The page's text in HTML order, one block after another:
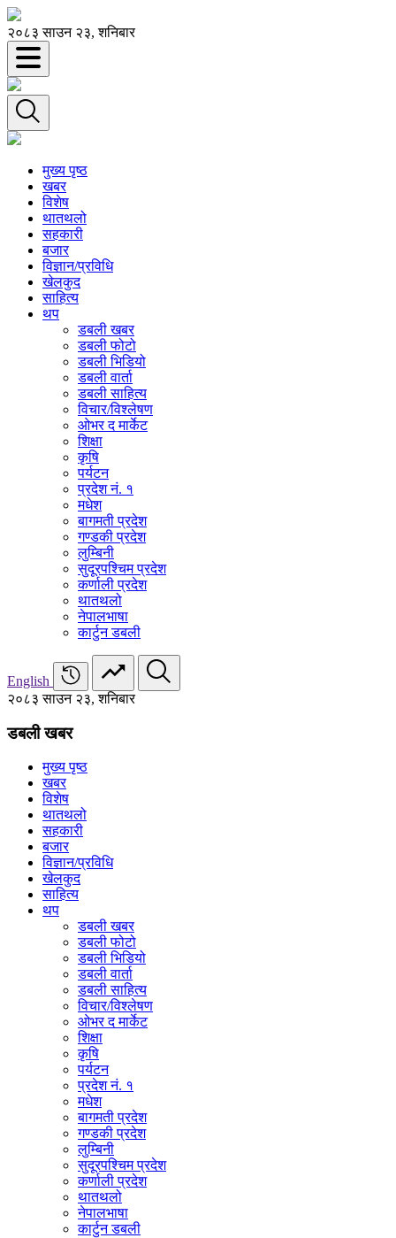
२०८३ साउन २३, शनिबार
मुख्य पृष्ठ
खबर
विशेष
थातथलो
सहकारी
बजार
विज्ञान/प्रविधि
खेलकुद
साहित्य
थप
डबली खबर
डबली फोटो
डबली भिडियो
डबली वार्ता
डबली साहित्य
विचार/विश्‍लेषण
ओभर द मार्केट
शिक्षा
कृषि
पर्यटन
प्रदेश नं. १
मधेश
बागमती प्रदेश
गण्डकी प्रदेश
लुम्बिनी
सुदूरपश्चिम प्रदेश
कर्णाली प्रदेश
थातथलो
नेपालभाषा
कार्टुन डबली
English
२०८३ साउन २३, शनिबार
डबली खबर
मुख्य पृष्ठ
खबर
विशेष
थातथलो
सहकारी
बजार
विज्ञान/प्रविधि
खेलकुद
साहित्य
थप
डबली खबर
डबली फोटो
डबली भिडियो
डबली वार्ता
डबली साहित्य
विचार/विश्‍लेषण
ओभर द मार्केट
शिक्षा
कृषि
पर्यटन
प्रदेश नं. १
मधेश
बागमती प्रदेश
गण्डकी प्रदेश
लुम्बिनी
सुदूरपश्चिम प्रदेश
कर्णाली प्रदेश
थातथलो
नेपालभाषा
कार्टुन डबली